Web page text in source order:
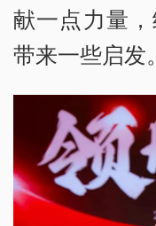
献一点力量
带来一些启发。